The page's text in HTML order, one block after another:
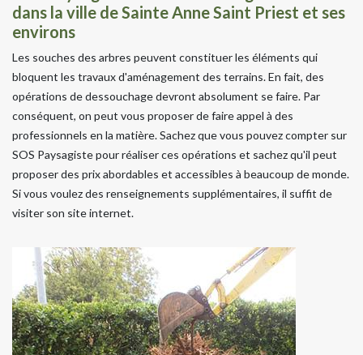
dans la ville de Sainte Anne Saint Priest et ses
environs
Les souches des arbres peuvent constituer les éléments qui
bloquent les travaux d'aménagement des terrains. En fait, des
opérations de dessouchage devront absolument se faire. Par
conséquent, on peut vous proposer de faire appel à des
professionnels en la matière. Sachez que vous pouvez compter sur
SOS Paysagiste pour réaliser ces opérations et sachez qu'il peut
proposer des prix abordables et accessibles à beaucoup de monde.
Si vous voulez des renseignements supplémentaires, il suffit de
visiter son site internet.